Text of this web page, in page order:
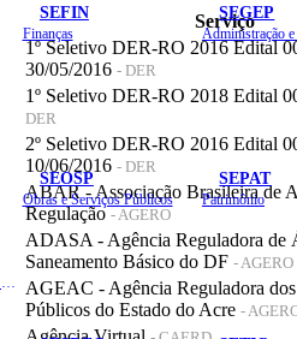
SEFIN
Finanças
SEGEP
SEOSP
Obras e Serviços Públicos
SEPAT
Patrimônio
Serviço
1º Seletivo DER-RO 2016 Edital
30/05/2016 - DER
1º Seletivo DER-RO 2018 Edital
DER
2º Seletivo DER-RO 2016 Edital
10/06/2016 - DER
ABAR - Associação Brasileira de
Regulação- AGERO
ADASA - Agência Reguladora de
Saneamento Básico do DF - AGERO
AGEAC - Agência Reguladora
Públicos do Estado do Acre -